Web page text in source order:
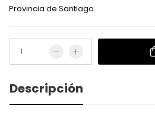
Provincia de Santiago.
Descripción